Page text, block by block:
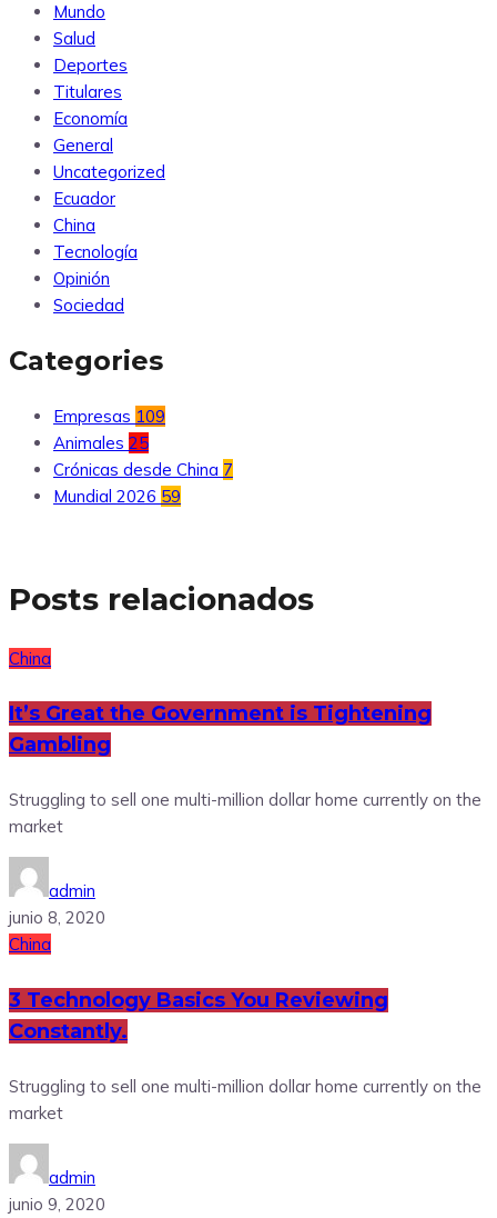
Mundo
Salud
Deportes
Titulares
Economía
General
Uncategorized
Ecuador
China
Tecnología
Opinión
Sociedad
Categories
Empresas 109
Animales 25
Crónicas desde China 7
Mundial 2026 59
Posts relacionados
China
It’s Great the Government is Tightening
Gambling
Struggling to sell one multi-million dollar home currently on the
market
admin
junio 8, 2020
China
3 Technology Basics You Reviewing
Constantly.
Struggling to sell one multi-million dollar home currently on the
market
admin
junio 9, 2020